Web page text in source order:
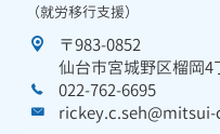
（就労移行支援）
〒983-0852
仙台市宮城野区榴岡4
022-762-6695